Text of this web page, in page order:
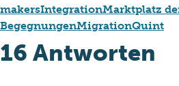
makersIntegrationMarktplatz
BegegnungenMigrationQuint
16 Antworten